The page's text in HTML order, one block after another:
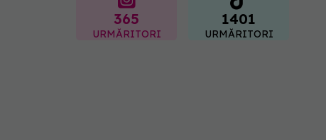
365
URMĂRITORI
1401
URMĂRITORI